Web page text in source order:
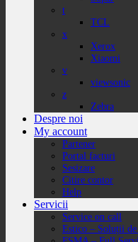
t
TCL
x
Xerox
Xiaomi
v
viewsonic
z
Zebra
Despre noi
My account
Partener
Portal facturi
Sesizare
Citire contor
Help
Servicii
Service on call
Estico – Soluții